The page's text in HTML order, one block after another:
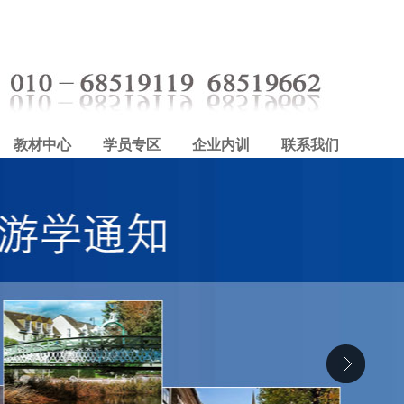
教材中心 学员专区 企业内训 联系我们